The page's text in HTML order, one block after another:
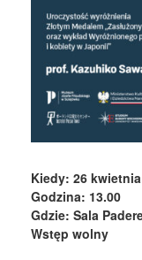
Kiedy: 26
Godzina: 13.00
Gdzie: Sala
Wstęp wolny